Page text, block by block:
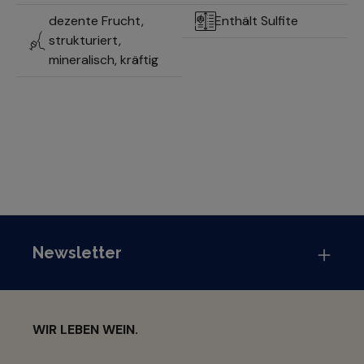
dezente Frucht,
strukturiert,
mineralisch, kräftig
Enthält Sulfite
Newsletter
WIR LEBEN WEIN.